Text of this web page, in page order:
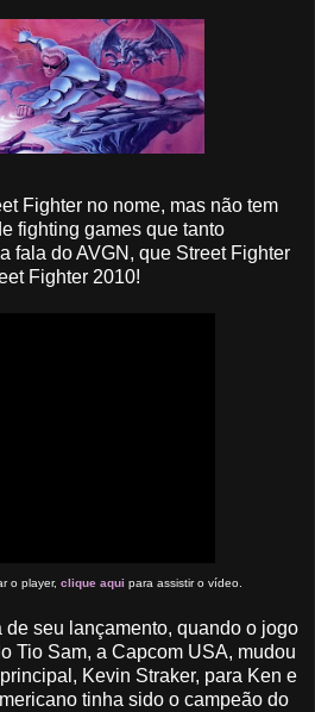
Fighter no nome, mas não tem
fighting games que tanto
fala do AVGN, que Street Fighter
Fighter 2010!
o player, clique aqui para assistir o vídeo.
seu lançamento, quando o jogo
Tio Sam, a Capcom USA, mudou
Kevin Straker, para Ken e
tinha sido o campeão do